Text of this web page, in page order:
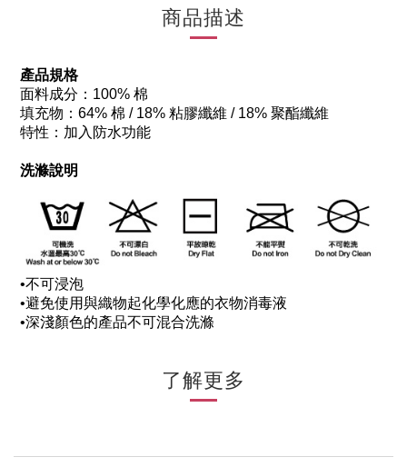
商品描述
產品規格
面料成分：100% 棉
填充物：64% 棉 / 18% 粘膠纖維 / 18% 聚酯纖維
特性：加入防水功能
洗滌說明
•不可浸泡
•避免使用與織物起化學化應的衣物消毒液
•深淺顏色的產品不可混合洗滌
了解更多